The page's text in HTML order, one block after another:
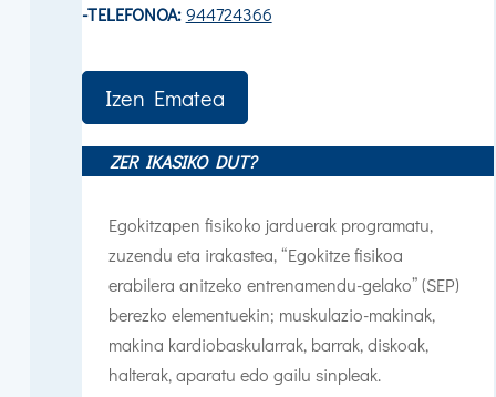
-TELEFONOA: 944724366
Izen Ematea
ZER IKASIKO DUT?
Egokitzapen fisikoko jarduerak programatu,
zuzendu eta irakastea, “Egokitze fisikoa
erabilera anitzeko entrenamendu-gelako” (SEP)
berezko elementuekin; muskulazio-makinak,
makina kardiobaskularrak, barrak, diskoak,
halterak, aparatu edo gailu sinpleak.